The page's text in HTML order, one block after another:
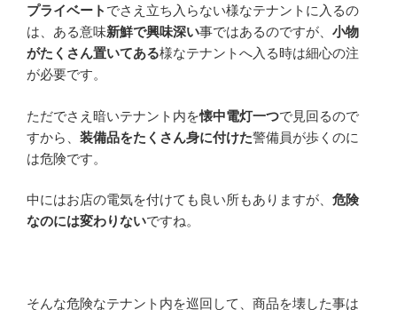
プライベート でさえ立ち入らない様なテナントに入るの
は、ある意味新鮮で興味深い事ではあるのですが、 小物
がたくさん置いてある様なテナントへ入る時は細心の注
が必要です。
ただでさえ暗いテナント内を懐中電灯一つで見回るので
すから、 装備品をたくさん身に付けた警備員が歩くのに
は危険です。
中にはお店の電気を付けても良い所もありますが、 危険
なのには変わりないですね。
そんな危険なテナント内を巡回して、商品を壊した事は